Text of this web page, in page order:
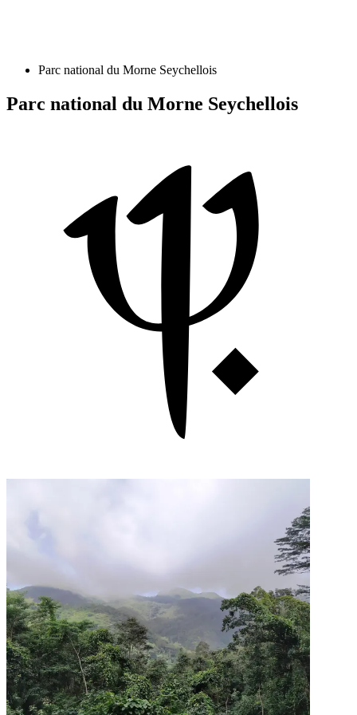
Parc national du Morne Seychellois
Parc national du Morne Seychellois